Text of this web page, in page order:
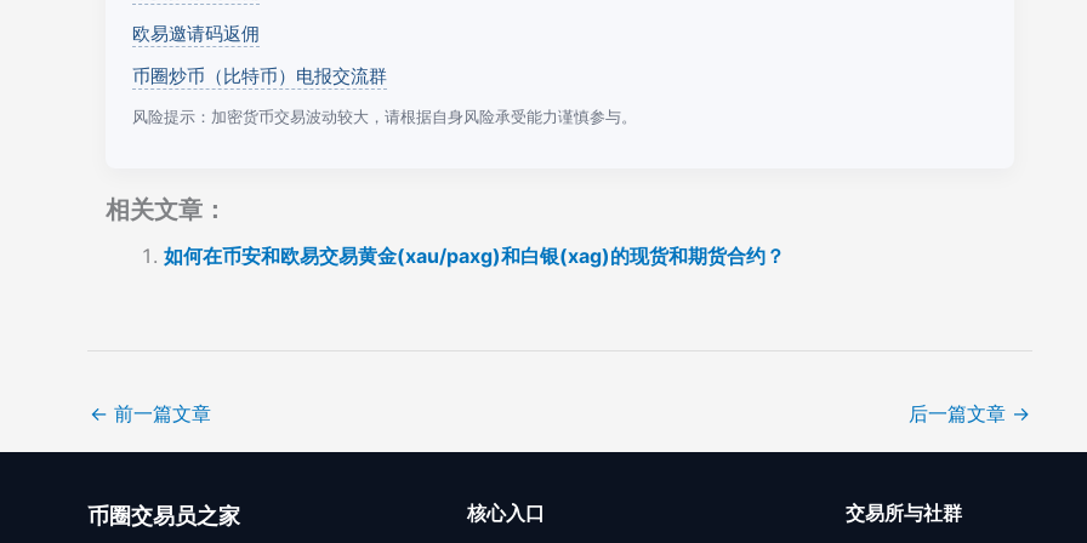
欧易邀请码返佣
币圈炒币（比特币）电报交流群
风险提示：加密货币交易波动较大，请根据自身风险承受能力谨慎参与。
相关文章：
如何在币安和欧易交易黄金(xau/paxg)和白银(xag)的现货和期货合约？
← 前一篇文章 后一篇文章 →
币圈交易员之家 核心入口 交易所与社群